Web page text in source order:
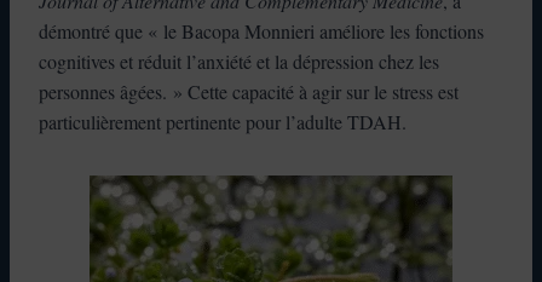
démontré que « le Bacopa Monnieri améliore les fonctions
cognitives et réduit l’anxiété et la dépression chez les
personnes âgées. » Cette capacité à agir sur le stress est
particulièrement pertinente pour l’adulte TDAH.